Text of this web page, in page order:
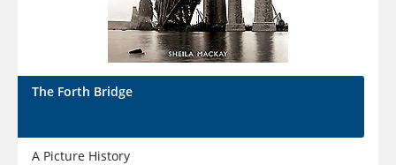
The Forth Bridge
A Picture History